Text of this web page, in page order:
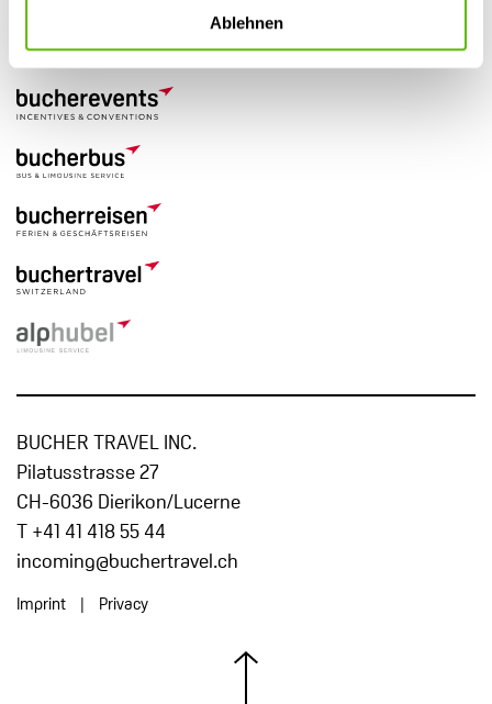
Ablehnen
BUCHER TRAVEL INC.
Pilatusstrasse 27
CH-6036 Dierikon/Lucerne
T +41 41 418 55 44
incoming@buchertravel.ch
Imprint Privacy